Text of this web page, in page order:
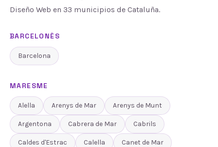
Diseño Web en 33 municipios de Cataluña.
BARCELONÈS
Barcelona
MARESME
Alella Arenys de Mar Arenys de Munt
Argentona Cabrera de Mar Cabrils
Caldes d'Estrac Calella Canet de Mar